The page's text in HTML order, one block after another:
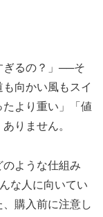
ぎるの？」──そ
向かい風もスイ
より重い」「値
りません。
ような仕組み
な人に向いてい
購入前に注意し